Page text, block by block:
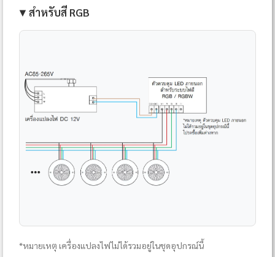
▼ สำหรับสี RGB
*หมายเหตุ เครื่องแปลงไฟไม่ได้รวมอยู่ในชุดอุปกรณ์นี้